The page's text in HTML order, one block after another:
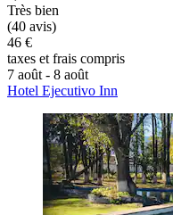
Très bien
(40 avis)
46 €
taxes et frais compris
7 août - 8 août
Hotel Ejecutivo Inn